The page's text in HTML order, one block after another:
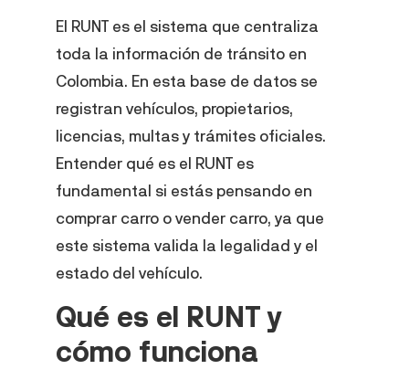
El RUNT es el sistema que centraliza
toda la información de tránsito en
Colombia. En esta base de datos se
registran vehículos, propietarios,
licencias, multas y trámites oficiales.
Entender qué es el RUNT es
fundamental si estás pensando en
comprar carro o vender carro, ya que
este sistema valida la legalidad y el
estado del vehículo.
Qué es el RUNT y
cómo funciona